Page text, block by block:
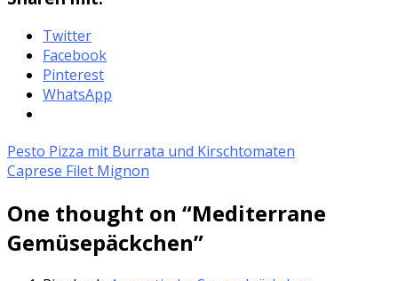
Twitter
Facebook
Pinterest
WhatsApp
Pesto Pizza mit Burrata und Kirschtomaten
Caprese Filet Mignon
One thought on “Mediterrane
Gemüsepäckchen”